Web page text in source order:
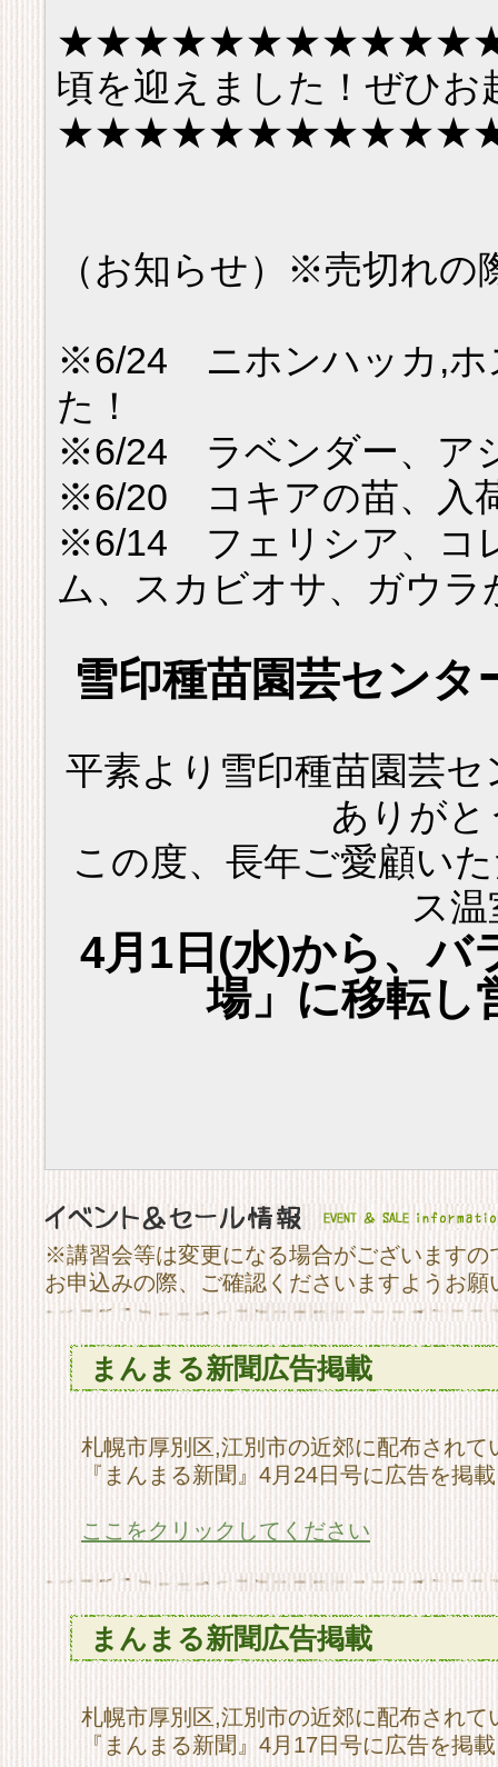
頃を迎えました！ぜひお
（お知らせ）※売切れの
※6/24 ニホンハッカ,ホ
た！
※6/24 ラベンダー、ア
※6/20 コキアの苗、入
※6/14 フェリシア、コ
ム、スカビオサ、ガウラ
雪印種苗園芸セン
平素より雪印種苗園芸
ありが
この度、長年ご愛顧い
ス
4月1日(水)から、バ
場」に移転し
※講習会等は変更になる場合がございますの
お申込みの際、ご確認くださいますようお願
まんまる新聞広告掲載
札幌市厚別区,江別市の近郊に配布されて
『まんまる新聞』4月24日号に広告を掲
ここをクリックしてください
まんまる新聞広告掲載
札幌市厚別区,江別市の近郊に配布されて
『まんまる新聞』4月17日号に広告を掲